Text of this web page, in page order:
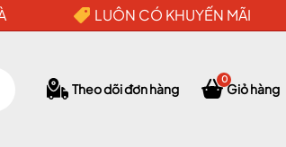
LUÔN CÓ KHUYẾN MÃI
Theo dõi đơn hàng Giỏ hàng
0